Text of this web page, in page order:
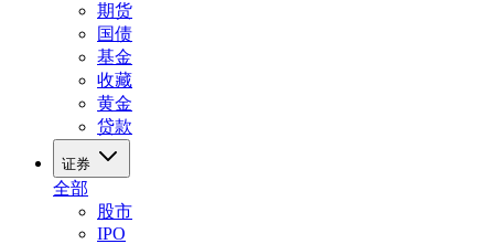
期货
国债
基金
收藏
黄金
贷款
证券
全部
股市
IPO